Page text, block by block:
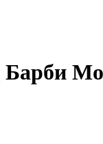
Барби